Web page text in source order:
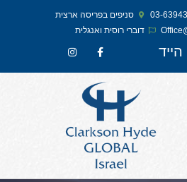
סניפים בפריסה ארצית
דוברי רוסית ואנגלית​